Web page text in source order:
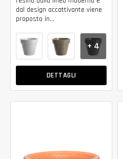
dal design accattivante viene
proposto in...
DETTAGLI
+ 4